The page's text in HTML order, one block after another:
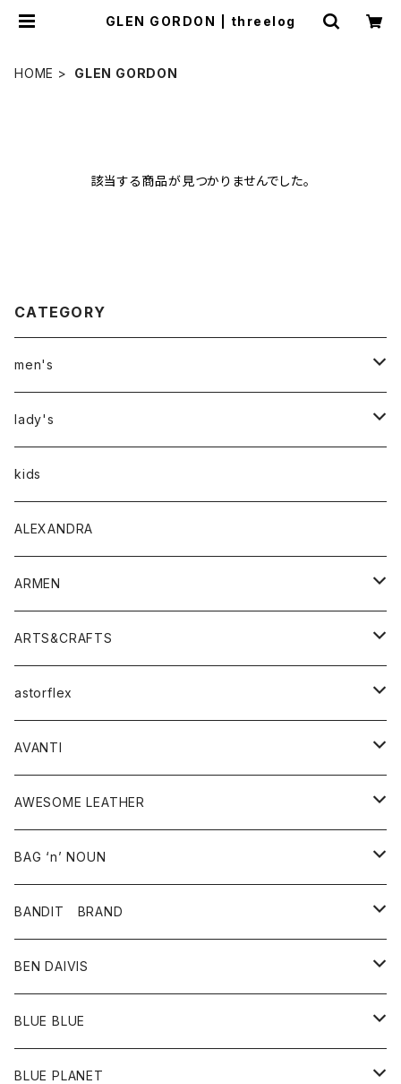
GLEN GORDON | threelog
HOME GLEN GORDON
該当する商品が見つかりませんでした。
CATEGORY
men's
アウター
トップス
Tシャツ
シャツ
ボトムス
lady's
アウター
トップス
Tシャツ・カットソー
シャツ・ブラウス
ボトムス
パンツ
スカート
ワンピース・オールインワン
バッグ
シューズ
アクセサリー
その他雑貨
kids
ALEXANDRA
ARMEN
アウター
コート
ジャケット
トップス
ベスト
シャツ
ワンピース
ボトム
スカート
パンツ
グッズ
靴
ARTS&CRAFTS
アクセサリー
ウォレット
バッグ
astorflex
グッズ
靴
AVANTI
シャツ
AWESOME LEATHER
アウター
革ジャケット
BAG ‘n’ NOUN
アクセサリー
バッグ
ポーチ
BANDIT BRAND
トップス
Ｔシャツ
BEN DAIVIS
ポトム
パンツ
BLUE BLUE
アウター
BLUE PLANET